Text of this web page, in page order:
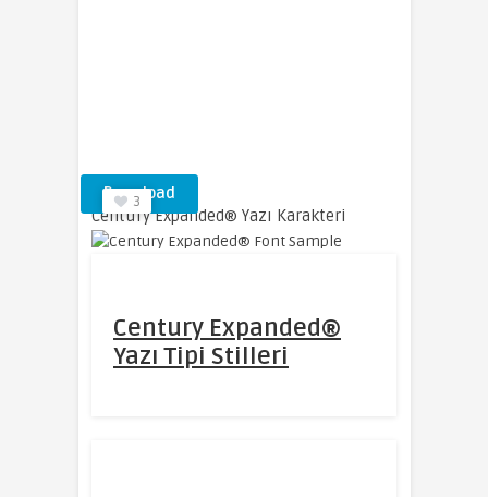
Download
3
Century Expanded® Yazı Karakteri
Century Expanded®
Yazı Tipi Stilleri